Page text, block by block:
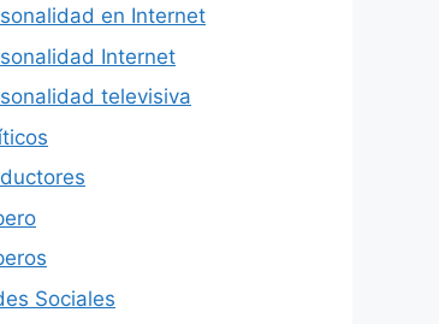
en Internet
Internet
televisiva
Sociales